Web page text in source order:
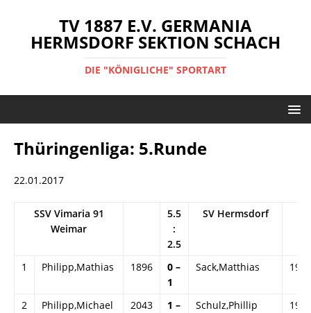
TV 1887 E.V. GERMANIA
HERMSDORF SEKTION SCHACH
DIE "KÖNIGLICHE" SPORTART
Thüringenliga: 5.Runde
22.01.2017
SSV Vimaria 91
Weimar
5.5
:
2.5
SV Hermsdorf
1 Philipp,Mathias 1896
0 –
1
Sack,Matthias 1952
2 Philipp,Michael 2043
1 –
Schulz,Phillip 1957